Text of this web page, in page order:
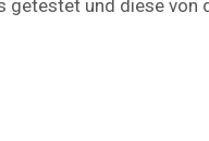
getestet und diese